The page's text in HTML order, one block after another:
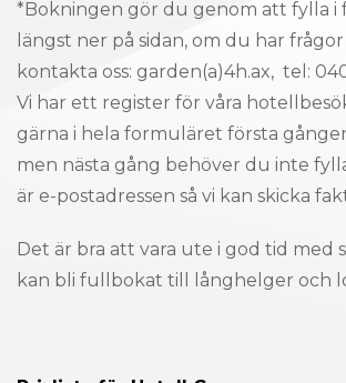
*Bokningen gör du genom att fylla i
längst ner på sidan, om du har
kontakta oss: garden(a)4h.ax, tel:
Vi har ett register för våra
gärna i hela formuläret första
men nästa gång behöver du inte
är e-postadressen så vi kan skicka
Det är bra att vara ute i god tid med
kan bli fullbokat till långhelger och